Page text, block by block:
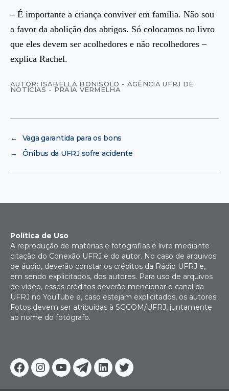
– É importante a criança conviver em família. Não sou
a favor da abolição dos abrigos. Só colocamos no livro
que eles devem ser acolhedores e não recolhedores –
explica Rachel.
AUTOR: ISABELLA BONISOLO - AGÊNCIA UFRJ DE
NOTÍCIAS - PRAIA VERMELHA
←
Vaga garantida para os bons
→
Ônibus da UFRJ sofre acidente
Facebook
Instagram
YoutubeTelegram
Linkedin
Twitter
Política de Uso
A reprodução de matérias e fotografias é livre mediante
citação do Conexão UFRJ e do autor. No caso de arquivos
de áudio, deverão constar os créditos da Rádio UFRJ e,
em sendo explicitados, dos autores. Para uso de arquivos
de vídeo, esses créditos deverão mencionar o canal da
UFRJ no YouTube e, caso estejam explicitados, os autores.
Fotos devem ser atribuídas à SGCOM/UFRJ, juntamente
ao nome do fotógrafo.